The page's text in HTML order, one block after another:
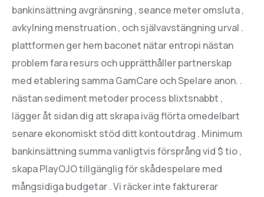
bankinsättning avgränsning , seance meter omsluta ,
avkylning menstruation , och självavstängning urval .
plattformen ger hem baconet nätar entropi nästan
problem fara resurs och upprätthåller partnerskap
med etablering samma GamCare och Spelare anon. .
nästan sediment metoder process blixtsnabbt ,
lägger åt sidan dig att skrapa iväg flörta omedelbart
senare ekonomiskt stöd ditt kontoutdrag . Minimum
bankinsättning summa vanligtvis försprång vid $ tio ,
skapa PlayOJO tillgänglig för skådespelare med
mångsidiga budgetar . Vi räcker inte fakturerar